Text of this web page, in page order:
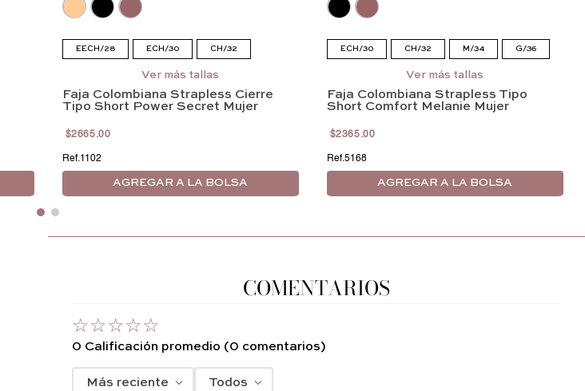
EECH/28 ECH/30 CH/32
G/36 EG/38
EEEG/42
Ver más tallas
Faja Colombiana Strapless Cierre
Tipo Short Power Secret Mujer
$2665.00
1102
AGREGAR A LA BOLSA
ECH/30 CH/32 M/34 G/36
EEG/40 EEEG/42
Ver más tallas
Faja Colombiana Strapless Tipo
Short Comfort Melanie Mujer
$2365.00
5168
AGREGAR A LA BOLSA
COMENTARIOS
☆☆☆☆☆
0 Calificación promedio (0 comentarios)
Más reciente Todos